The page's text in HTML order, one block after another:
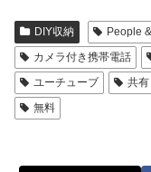
DIY収納 People
カメラ付き携帯電話
ユーチューブ
共有
無料